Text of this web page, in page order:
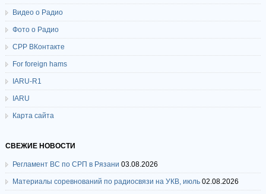
Видео о Радио
Фото о Радио
СРР ВКонтакте
For foreign hams
IARU-R1
IARU
Карта сайта
СВЕЖИЕ НОВОСТИ
Регламент ВС по СРП в Рязани 03.08.2026
Материалы соревнований по радиосвязи на УКВ, июль 02.08.2026